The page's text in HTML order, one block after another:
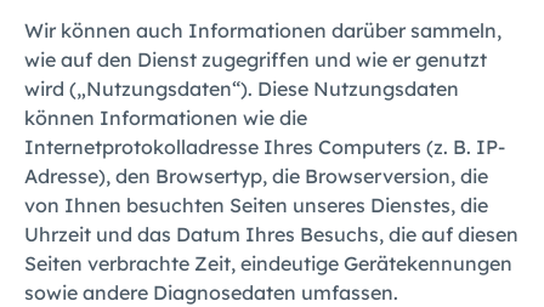
Wir können auch Informationen darüber sammeln,
wie auf den Dienst zugegriffen und wie er genutzt
wird („Nutzungsdaten“). Diese Nutzungsdaten
können Informationen wie die
Internetprotokolladresse Ihres Computers (z. B. IP-
Adresse), den Browsertyp, die Browserversion, die
von Ihnen besuchten Seiten unseres Dienstes, die
Uhrzeit und das Datum Ihres Besuchs, die auf diesen
Seiten verbrachte Zeit, eindeutige Gerätekennungen
sowie andere Diagnosedaten umfassen.